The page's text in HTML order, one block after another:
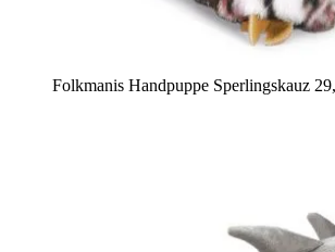
Folkmanis Handpuppe Sperlingskauz